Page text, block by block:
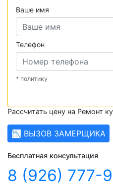
Ваше имя
Телефон
* политику
Рассчитать цену на Ремонт
📉 ВЫЗОВ ЗАМЕРЩИКА
Бесплатная консультация
8 (926) 777-